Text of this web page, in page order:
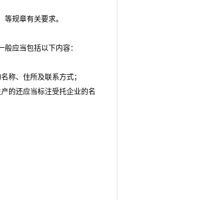
规章有关要求。
应当包括以下内容：
、住所及联系方式；
的还应当标注受托企业的名